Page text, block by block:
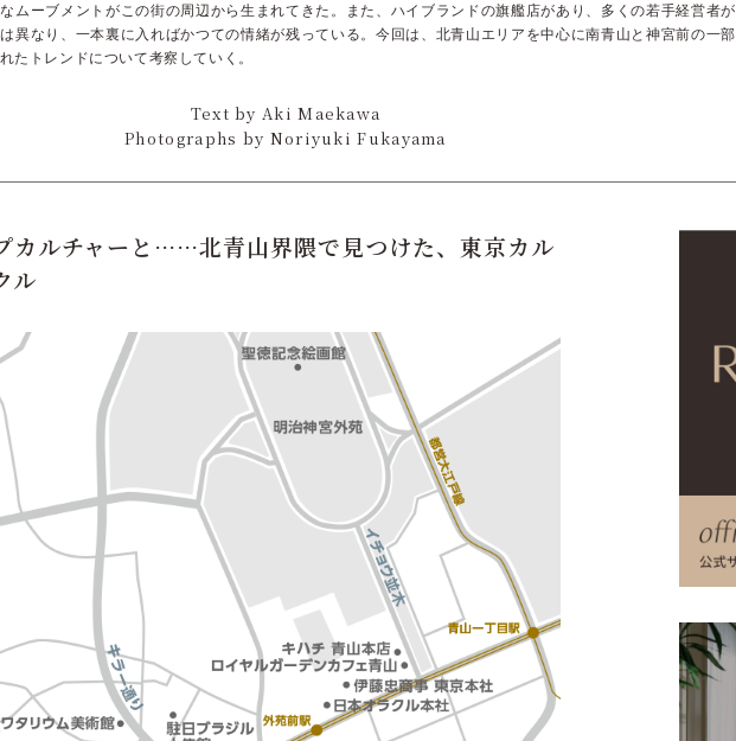
ムーブメントがこの街の周辺から生まれてきた。また、ハイブランドの旗艦店があり、多くの若手経営者が
異なり、一本裏に入ればかつての情緒が残っている。今回は、北青山エリアを中心に南青山と神宮前の一部
たトレンドについて考察していく。
Text by Aki Maekawa
Photographs by Noriyuki Fukayama
カルチャーと……北青山界隈で見つけた、東京カル
ル